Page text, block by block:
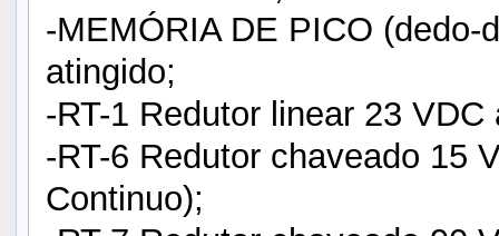
-MEMÓRIA DE PICO
atingido;
-RT-1 Redutor linear 23
-RT-6 Redutor chaveado 15
Continuo);